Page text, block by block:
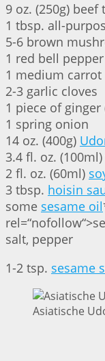
9 oz. (250g)
1 tbsp. all-
5-6 brown
1 red bell pepper
1 medium carrot
2-3 garlic cloves
1 piece of
1 spring onion
14 oz. (400g)
3.4 fl. oz.
2 fl. oz. (60ml)
3 tbsp. hoisin
some sesame oil
salt, pepper
1-2 tsp. sesame
Asiatische